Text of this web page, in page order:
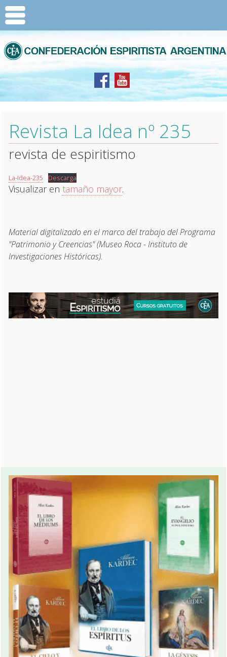
Revista La Idea nº 235
revista de espiritismo
La-Idea-235 Descarga
Visualizar entamaño mayor.
Material digitalizado en el marco del trabajo del Programa
"Patrimonio y Creencias" (Museo Roca - Instituto de
Investigaciones Históricas).